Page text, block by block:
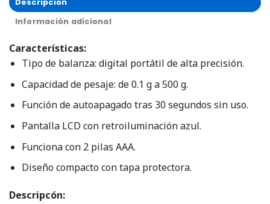
Descripción
Información adicional
Características:
Tipo de balanza: digital portátil de alta precisión.
Capacidad de pesaje: de 0.1 g a 500 g.
Función de autoapagado tras 30 segundos sin uso.
Pantalla LCD con retroiluminación azul.
Funciona con 2 pilas AAA.
Diseño compacto con tapa protectora.
Descripcón: